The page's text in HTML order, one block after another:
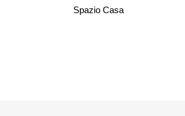
Spazio Casa